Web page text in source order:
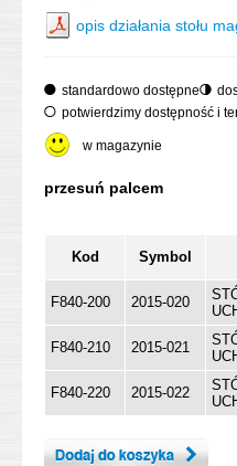
opis działania stołu
standardowo dostępne
potwierdzimy dostępność i
w magazynie
Kod Symbol
F840-200 2015-020
F840-210 2015-021
F840-220 2015-022